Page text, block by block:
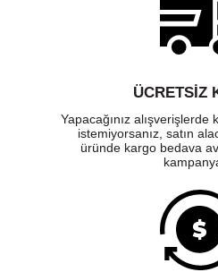
ÜCRETSIZ
Yapacağınız
istemiyorsanız, satın
üründe kargo bedava